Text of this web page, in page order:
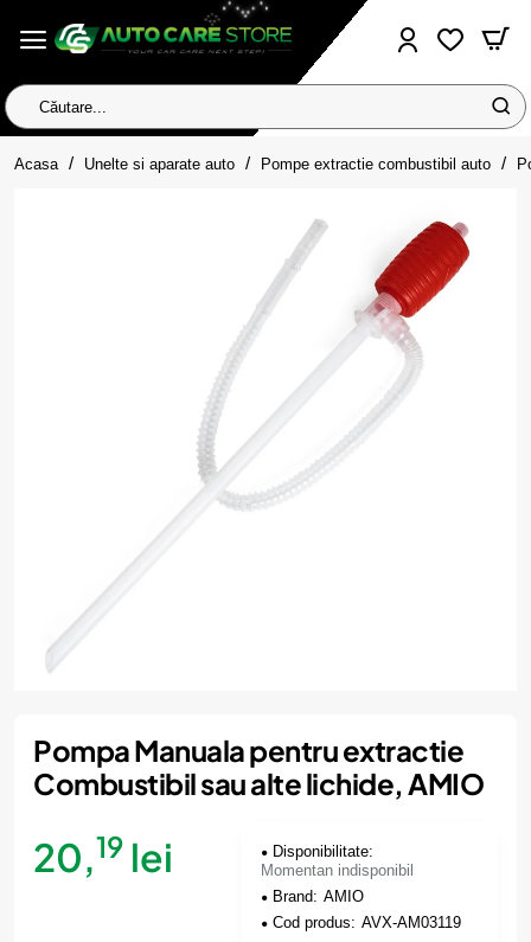
Căutare...
Acasa homeUnelte si aparate auto Pompe extractie combustibil auto
Momentan indisponibil
Pompa Manuala pentru extractie
Combustibil sau alte lichide, AMIO
20,19 lei
Disponibilitate:
Momentan indisponibil
Brand: AMIO
Cod produs: AVX-AM03119